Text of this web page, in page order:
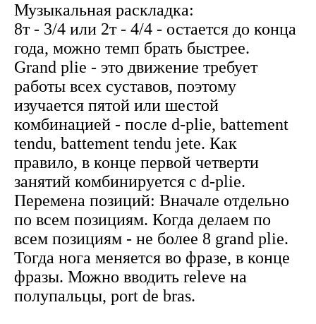
Музыкальная раскладка:
8т - 3/4 или 2т - 4/4 - остается до конца
года, можно темп брать быстрее.
Grand plie - это движение требует
работы всех суставов, поэтому
изучается пятой или шестой
комбинацией - после d-plie, battement
tendu, battement tendu jete. Как
правило, в конце первой четверти
занятий комбинируется с d-plie.
Перемена позиций: Вначале отдельно
по всем позициям. Когда делаем по
всем позициям - не более 8 grand plie.
Тогда нога меняется во фразе, в конце
фразы. Можно вводить releve на
полупальцы, port de bras.